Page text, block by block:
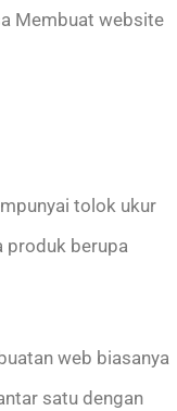
Membuat website
tolok ukur
produk berupa
web biasanya
satu dengan